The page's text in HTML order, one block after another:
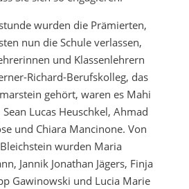
wurden die Prämierten,
nun die Schule verlassen,
und Klassenlehrern
Richard-Berufskolleg, das
gehört, waren es Mahi
Lucas Heuschkel, Ahmad
und Chiara Mancinone. Von
wurden Maria
Jannik Jonathan Jägers, Finja
Gawinowski und Lucia Marie